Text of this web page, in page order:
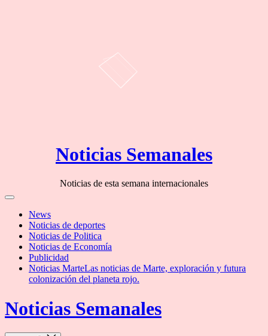
Noticias Semanales
Noticias de esta semana internacionales
Off
CanvasNews
Noticias de deportes
Noticias de Politica
Noticias de Economía
Publicidad
Noticias MarteLas noticias de Marte, exploración y futura
colonización del planeta rojo.
Noticias Semanales